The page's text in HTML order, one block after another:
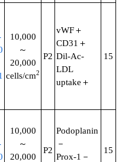
10,000
～
20,000
cells/cm2
P2
vWF＋
CD31＋
Dil-Ac-
LDL
uptake＋
15
10,000
～
20,000
P2
Podoplanin
－
Prox-1－
15